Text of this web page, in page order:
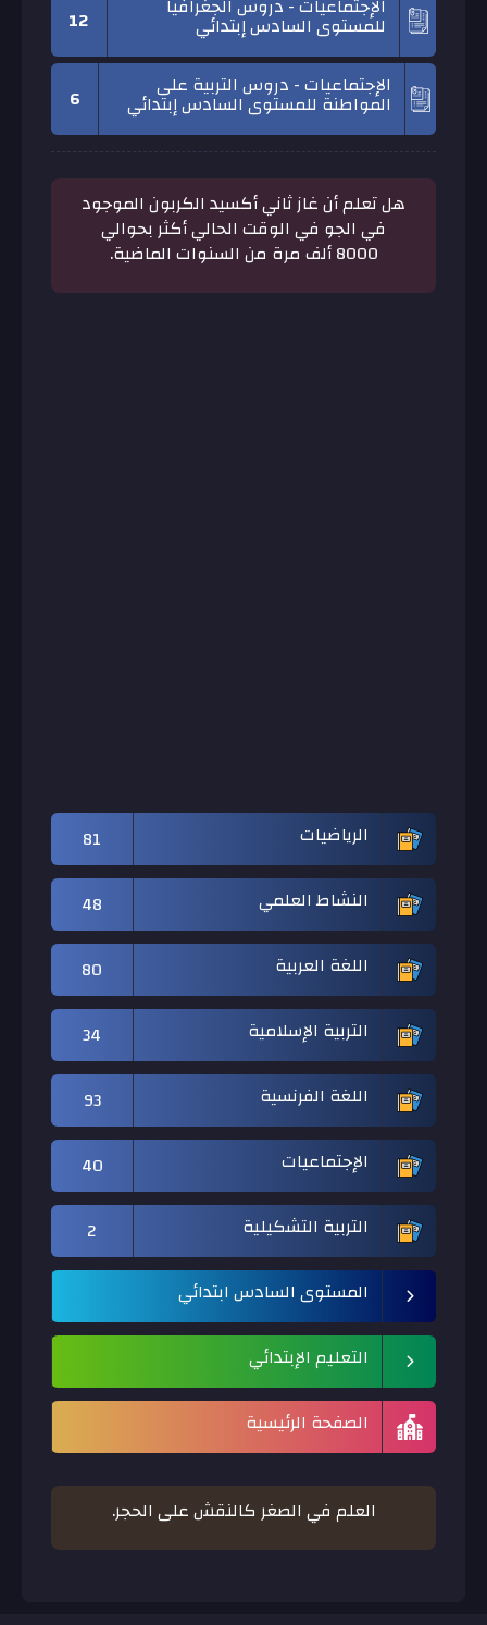
الإجتماعيات - دروس الجغرافيا
للمستوى السادس إبتدائي 12
الإجتماعيات - دروس التربیة على
المواطنة للمستوى السادس إبتدائي 6
هل تعلم أن غاز ثاني أكسيد الكربون الموجود
في الجو في الوقت الحالي أكثر بحوالي
8000 ألف مرة من السنوات الماضية.
الرياضيات
81
النشاط العلمي
48
اللغة العربية
80
التربية الإسلامية
34
اللغة الفرنسية
93
الإجتماعيات
40
التربية التشكيلية
2
المستوى السادس ابتدائي
التعليم الإبتدائي
الصفحة الرئيسية
العلم في الصغر كالنقش على الحجر.